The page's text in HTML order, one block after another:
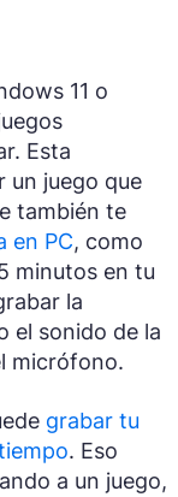
11 o
Esta
un juego que
también te
en PC, como
minutos en tu
la
el sonido de la
micrófono.
grabar tu
. Eso
a un juego,